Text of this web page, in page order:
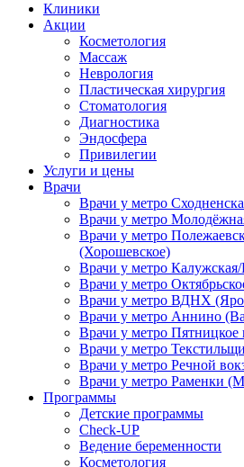
Клиники
Акции
Косметология
Массаж
Неврология
Пластическая хирургия
Стоматология
Диагностика
Эндосфера
Привилегии
Услуги и цены
Врачи
Врачи у метро
Врачи у метро
Врачи у метро
(Хорошевское)
Врачи у метро
Врачи у метро
Врачи у метро ВДНХ
Врачи у метро Аннино
Врачи у метро
Врачи у метро
Врачи у метро Речной
Врачи у метро Раменки
Программы
Детские программы
Check-UP
Ведение беременности
Косметология